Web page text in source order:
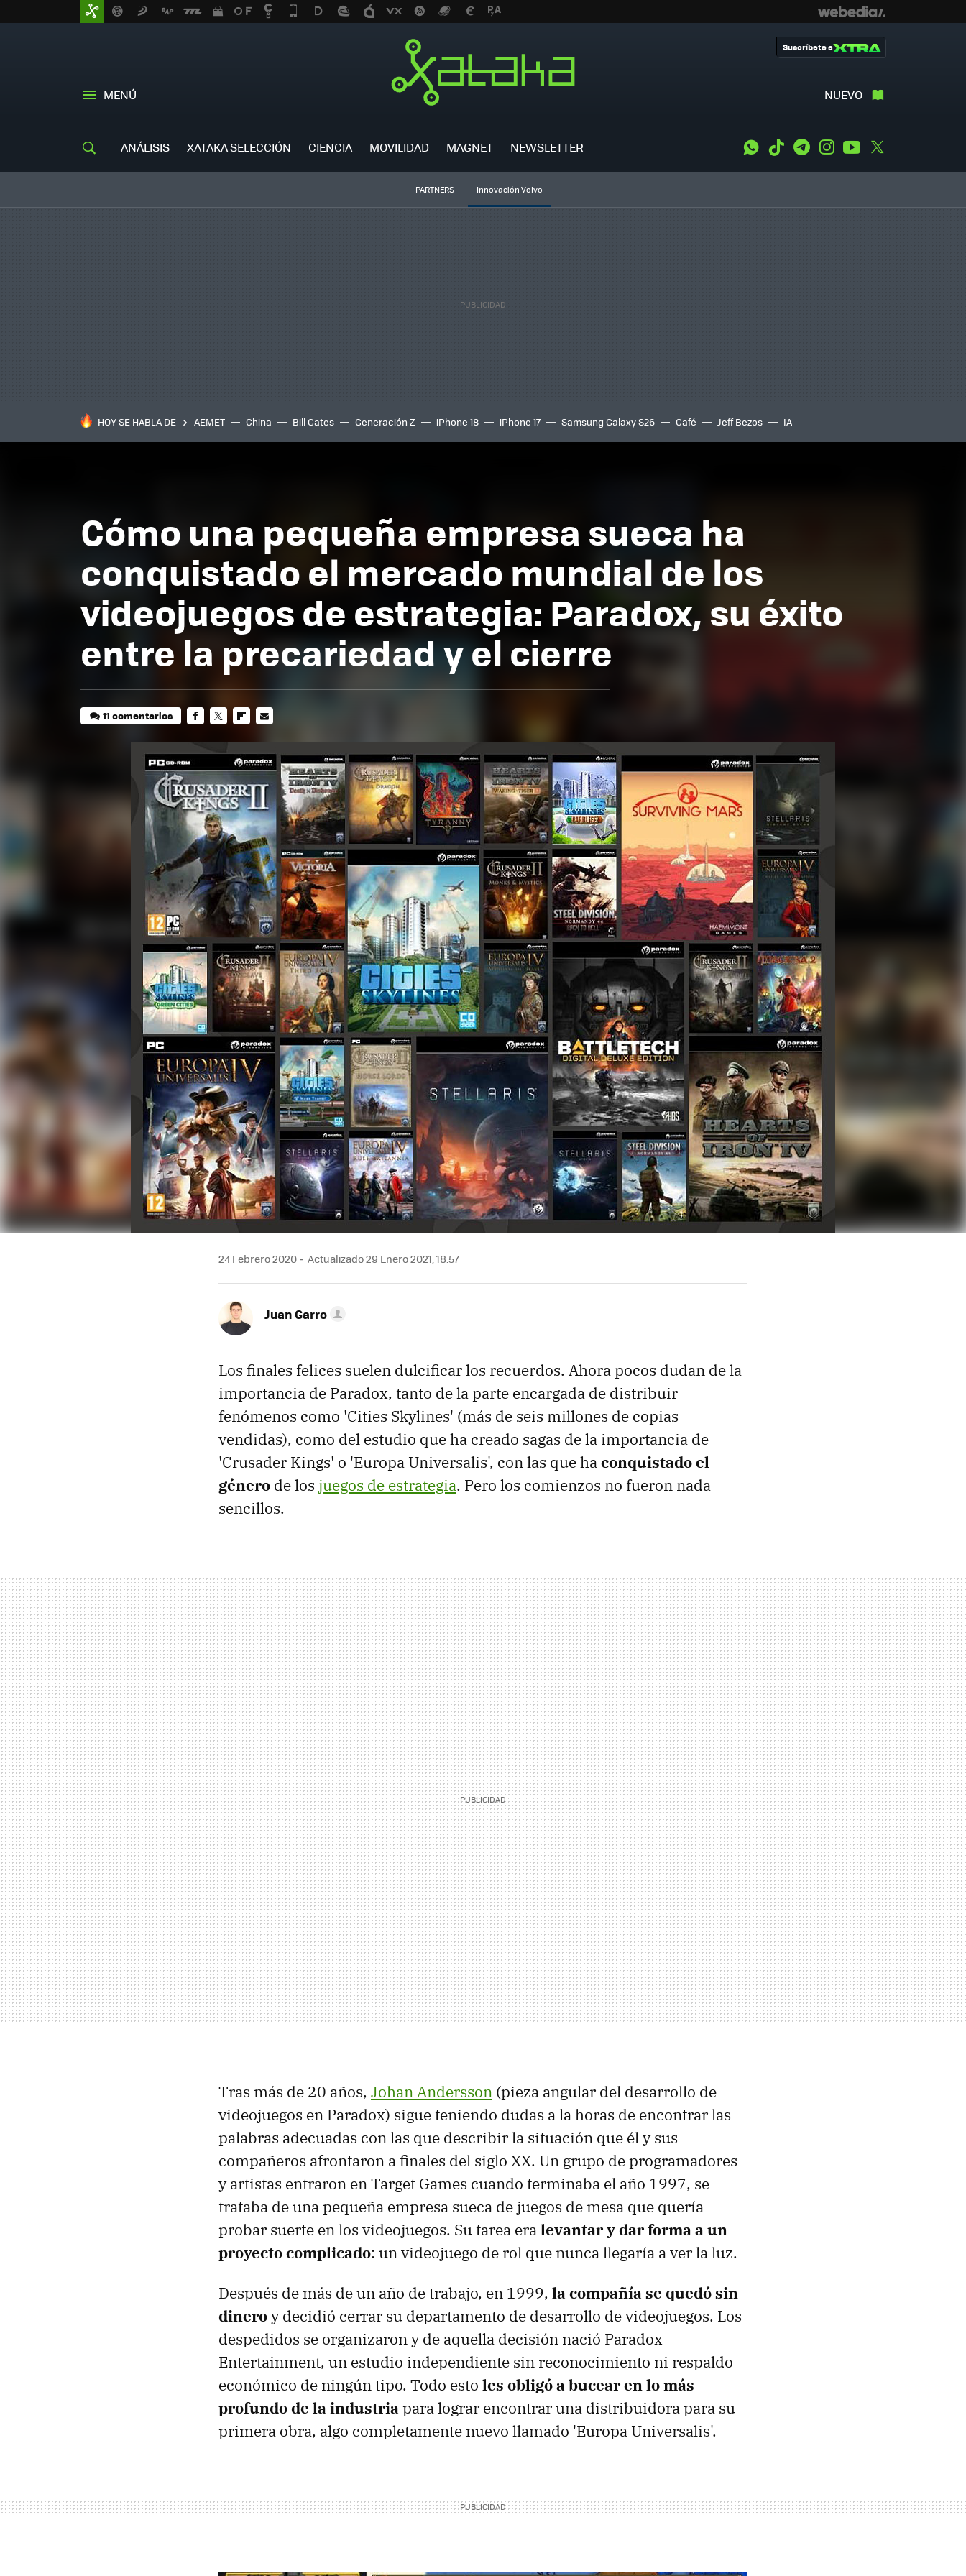
MENÚ NUEVO
Suscríbete a
ANÁLISIS XATAKA SELECCIÓN CIENCIA MOVILIDAD MAGNET NEWSLETTER WhatsApp
Tiktok TelegramInstagramYoutube
PARTNERS Innovación Volvo
HOY SE HABLA DE AEMET China Bill Gates Generación Z iPhone 18 iPhone 17 Samsung Galaxy S26 Café Jeff Bezos IA
Cómo una pequeña empresa sueca ha
conquistado el mercado mundial de los
videojuegos de estrategia: Paradox, su éxito
entre la precariedad y el cierre
11 comentarios
24 Febrero 2020 Actualizado 29 Enero 2021, 18:57
Juan Garro
Los finales felices suelen dulcificar los recuerdos. Ahora pocos dudan de la
importancia de Paradox, tanto de la parte encargada de distribuir
fenómenos como 'Cities Skylines' (más de seis millones de copias
vendidas), como del estudio que ha creado sagas de la importancia de
'Crusader Kings' o 'Europa Universalis', con las que haconquistado el
género de los juegos de estrategia. Pero los comienzos no fueron nada
sencillos.
Tras más de 20 años, Johan Andersson (pieza angular del desarrollo de
videojuegos en Paradox) sigue teniendo dudas a la horas de encontrar las
palabras adecuadas con las que describir la situación que él y sus
compañeros afrontaron a finales del siglo XX. Un grupo de programadores
y artistas entraron en Target Games cuando terminaba el año 1997, se
trataba de una pequeña empresa sueca de juegos de mesa que quería
probar suerte en los videojuegos. Su tarea eralevantar y dar forma a un
proyecto complicado: un videojuego de rol que nunca llegaría a ver la luz.
Después de más de un año de trabajo, en 1999, la compañía se quedó sin
dineroy decidió cerrar su departamento de desarrollo de videojuegos. Los
despedidos se organizaron y de aquella decisión nació Paradox
Entertainment, un estudio independiente sin reconocimiento ni respaldo
económico de ningún tipo. Todo esto les obligó a bucear en lo más
profundo de la industria para lograr encontrar una distribuidora para su
primera obra, algo completamente nuevo llamado 'Europa Universalis'.